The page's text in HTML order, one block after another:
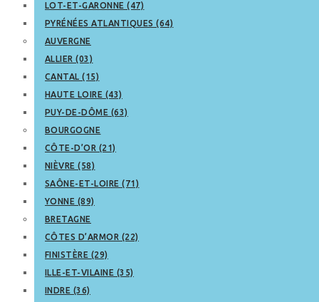
LOT-ET-GARONNE (47)
PYRÉNÉES ATLANTIQUES (64)
AUVERGNE
ALLIER (03)
CANTAL (15)
HAUTE LOIRE (43)
PUY-DE-DÔME (63)
BOURGOGNE
CÔTE-D’OR (21)
NIÈVRE (58)
SAÔNE-ET-LOIRE (71)
YONNE (89)
BRETAGNE
CÔTES D’ARMOR (22)
FINISTÈRE (29)
ILLE-ET-VILAINE (35)
INDRE (36)